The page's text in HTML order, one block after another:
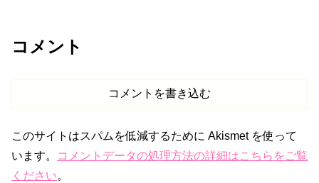
コメント
コメントを書き込む
このサイトはスパムを低減するために Akismet を使って
います。
コメントデータの処理方法の詳細はこちらをご覧
ください。